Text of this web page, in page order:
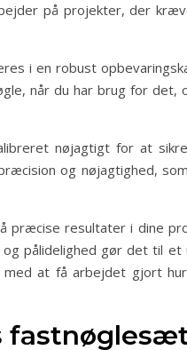
på projekter, der
i en robust
når du har brug for det,
nøjagtigt for at
og nøjagtighed,
resultater i dine
og pålidelighed gør det til
med at få arbejdet gjort